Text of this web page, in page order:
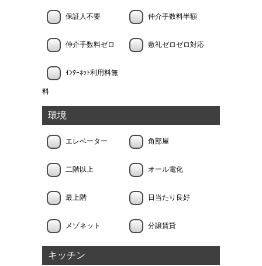
保証人不要 仲介手数料半額
仲介手数料ゼロ 敷礼ゼロゼロ対応
ｲﾝﾀｰﾈｯﾄ利用料無
料
環境
エレベーター 角部屋
二階以上 オール電化
最上階 日当たり良好
メゾネット 分譲賃貸
キッチン